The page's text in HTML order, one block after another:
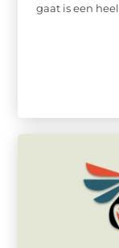
gaat is een